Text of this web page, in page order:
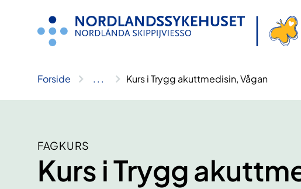
Forside .. . Kurs i Trygg akuttmedisin, Vågan
FAGKURS
Kurs i Trygg